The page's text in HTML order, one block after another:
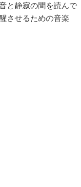
と静寂の間を読んで
させるための音楽